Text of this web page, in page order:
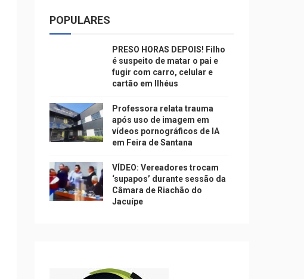
POPULARES
PRESO HORAS DEPOIS! Filho
é suspeito de matar o pai e
fugir com carro, celular e
cartão em Ilhéus
Professora relata trauma
após uso de imagem em
vídeos pornográficos de IA
em Feira de Santana
VÍDEO: Vereadores trocam
‘supapos’ durante sessão da
Câmara de Riachão do
Jacuípe